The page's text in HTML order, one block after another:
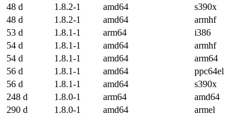
48 d
1.8.2-1 amd64 s390x
48 d
1.8.2-1 amd64 armhf
53 d
1.8.1-1 arm64 i386
54 d
1.8.1-1 amd64 armhf
54 d
1.8.1-1 amd64 arm64
56 d
1.8.1-1 amd64 ppc64el
56 d
1.8.1-1 amd64 s390x
248 d
1.8.0-1 arm64 amd64
290 d
1.8.0-1 amd64 armel